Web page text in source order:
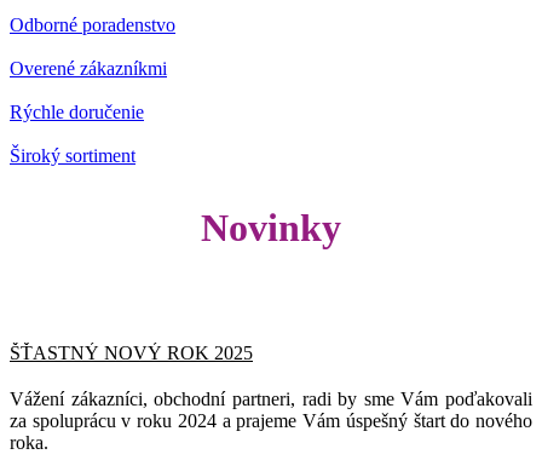
Odborné poradenstvo
Overené zákazníkmi
Rýchle doručenie
Široký sortiment
Novinky
ŠŤASTNÝ NOVÝ ROK 2025
Vážení zákazníci, obchodní partneri, radi by sme Vám poďakovali
za spoluprácu v roku 2024 a prajeme Vám úspešný štart do nového
roka.